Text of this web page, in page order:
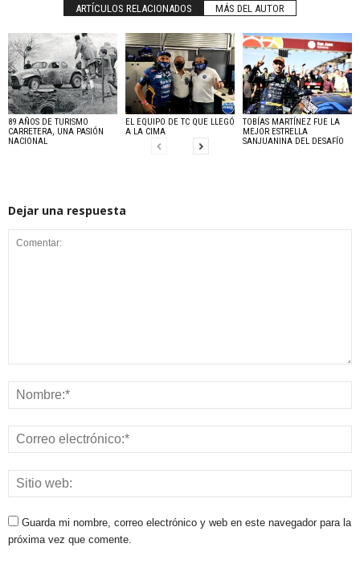
ARTÍCULOS RELACIONADOS MÁS DEL AUTOR
89 AÑOS DE TURISMO
CARRETERA, UNA PASIÓN
NACIONAL
EL EQUIPO DE TC QUE LLEGÓ
A LA CIMA
TOBÍAS MARTÍNEZ FUE LA
MEJOR ESTRELLA
SANJUANINA DEL DESAFÍO
Dejar una respuesta
Guarda mi nombre, correo electrónico y web en este navegador para la
próxima vez que comente.